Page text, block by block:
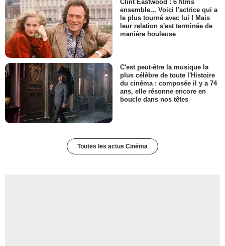
Clint Eastwood : 6 films
ensemble... Voici l'actrice qui a
le plus tourné avec lui ! Mais
leur relation s'est terminée de
manière houleuse
C'est peut-être la musique la
plus célèbre de toute l'Histoire
du cinéma : composée il y a 74
ans, elle résonne encore en
boucle dans nos têtes
Toutes les actus Cinéma